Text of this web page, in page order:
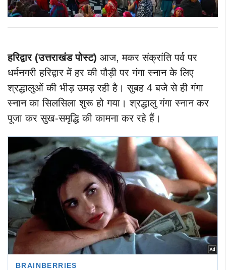
हरिद्वार (उत्तराखंड पोस्ट) आज, मकर संक्रांति पर्व पर
धर्मनगरी हरिद्वार में हर की पौड़ी पर गंगा स्नान के लिए
श्रद्धालुओं की भीड़ उमड़ रही है। सुबह 4 बजे से ही गंगा
स्नान का सिलसिला शुरू हो गया। श्रद्धालु गंगा स्नान कर
पूजा कर सुख-समृद्धि की कामना कर रहे हैं।